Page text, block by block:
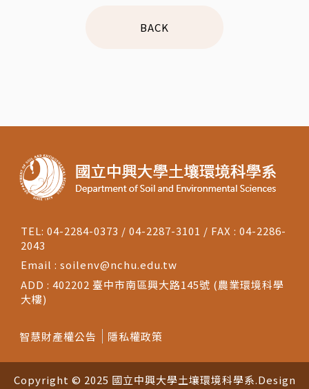
BACK
TEL: 04-2284-0373 / 04-2287-3101 / FAX : 04-2286-
2043
Email : soilenv@nchu.edu.tw
ADD : 402202 臺中市南區興大路145號 (農業環境科學
大樓)
智慧財產權公告 隱私權政策
Copyright © 2025 國立中興大學土壤環境科學系.Design